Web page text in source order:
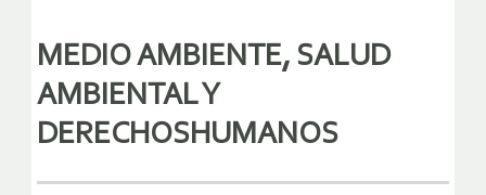
MEDIO AMBIENTE, SALUD
AMBIENTAL Y
DERECHOSHUMANOS